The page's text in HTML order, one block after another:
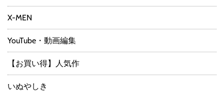
X-MEN
YouTube・動画編集
【お買い得】人気作
いぬやしき